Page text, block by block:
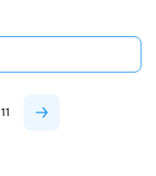
11